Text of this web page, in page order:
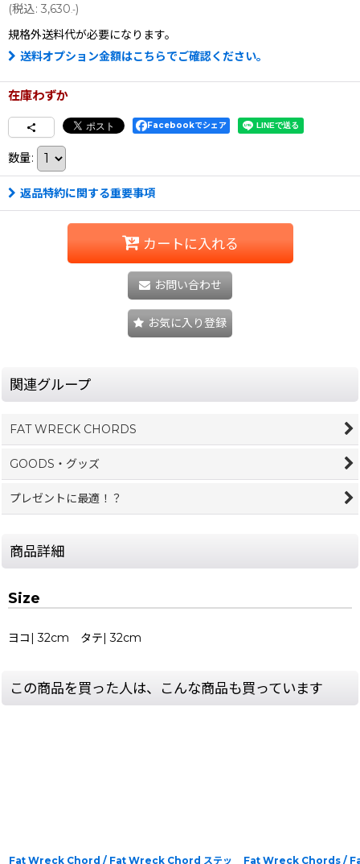
(税込: 3,630.-)
規格外送料代が必要になります。
送料オプション金額はこちらでご確認ください。
在庫わずか
Facebookでシェア
数量:
返品特約に関する重要事項
カートに入れる
お問い合わせ
お気に入り登録
関連グループ
FAT WRECK CHORDS
GOODS・グッズ
プレゼントに最適！？
商品詳細
Size
ヨコ| 32cm タテ| 32cm
この商品を買った人は、こんな商品も買っています
Fat Wreck Chord / Fat Wreck Chord ステッ
Fat Wreck Chords /